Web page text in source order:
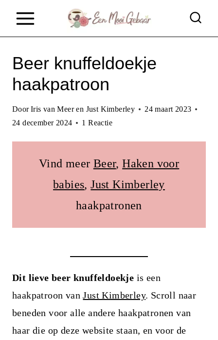
Beer knuffeldoekje
haakpatroon
Door Iris van Meer en Just Kimberley
24 maart 2023
24 december 2024
1 Reactie
Vind meer Beer, Haken voor
babies, Just Kimberley
haakpatronen
Dit lieve beer knuffeldoekje is een
haakpatroon vanJust Kimberley. Scroll naar
beneden voor alle andere haakpatronen van
haar die op deze website staan, en voor de